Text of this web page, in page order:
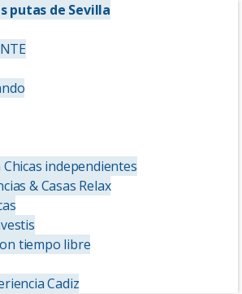
putas de Sevilla
independientes
& Casas Relax
tiempo libre
Cadiz